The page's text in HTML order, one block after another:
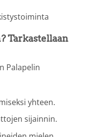
Tarkastellaan
Palapelin
yhteen.
sijainnin.